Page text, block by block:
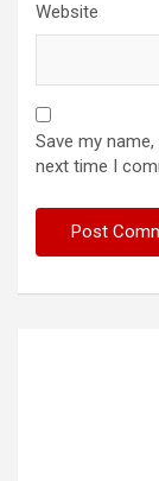
Website
Save my
next time I